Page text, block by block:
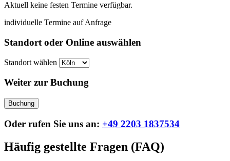
Aktuell keine festen Termine verfügbar.
individuelle Termine auf Anfrage
Standort oder Online auswählen
Standort wählen
Weiter zur Buchung
Buchung
Oder rufen Sie uns an: +49 2203 1837534
Häufig gestellte Fragen (FAQ)